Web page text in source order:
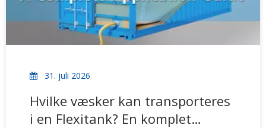
31. juli 2026
Hvilke væsker kan transporteres
i en Flexitank? En komplet